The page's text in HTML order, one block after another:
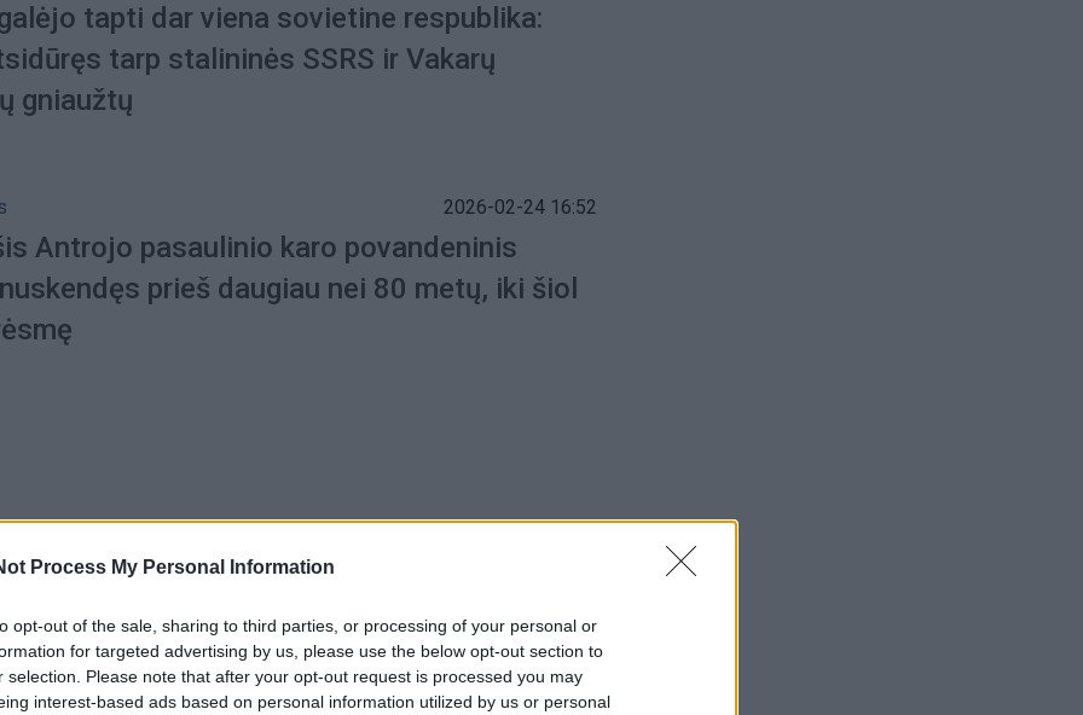
Process My Personal Information
opt-out of the sale, sharing to third parties, or processing of your personal or
for targeted advertising by us, please use the below opt-out section to
selection. Please note that after your opt-out request is processed you may
interest-based ads based on personal information utilized by us or personal
tapti dar viena sovietine respublika:
tarp stalininės SSRS ir Vakarų
gniaužtų
2026-02-24 16:52
Antrojo pasaulinio karo povandeninis
prieš daugiau nei 80 metų, iki šiol